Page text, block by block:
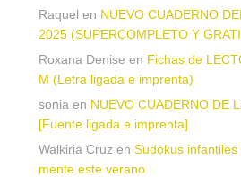
Raquel en NUEVO CUADERNO
2025 (SUPERCOMPLETO Y
Roxana Denise en Fichas de
M (Letra ligada e imprenta)
sonia en NUEVO CUADERNO DE
[Fuente ligada e imprenta]
Walkiria Cruz en Sudokus
mente este verano